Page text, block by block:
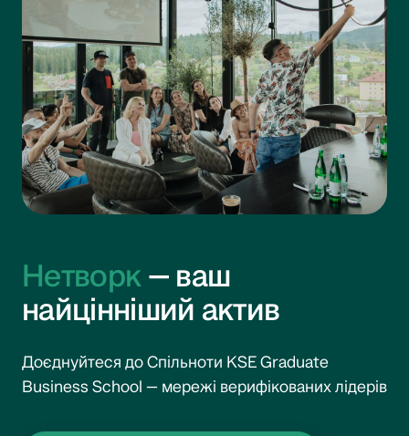
Нетворк— ваш
найцінніший актив
Доєднуйтеся до Спільноти KSE Graduate
Business School — мережі верифікованих лідерів